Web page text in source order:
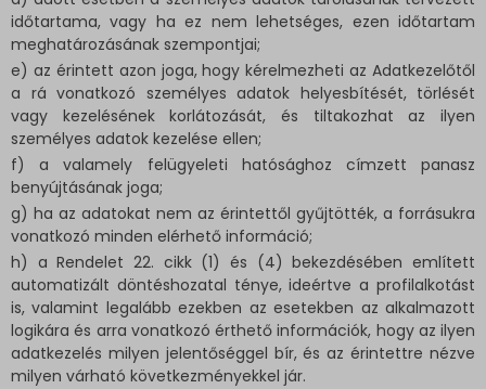
időtartama, vagy ha ez nem lehetséges, ezen időtartam
meghatározásának szempontjai;
e) az érintett azon joga, hogy kérelmezheti az Adatkezelőtől
a rá vonatkozó személyes adatok helyesbítését, törlését
vagy kezelésének korlátozását, és tiltakozhat az ilyen
személyes adatok kezelése ellen;
f) a valamely felügyeleti hatósághoz címzett panasz
benyújtásának joga;
g) ha az adatokat nem az érintettől gyűjtötték, a forrásukra
vonatkozó minden elérhető információ;
h) a Rendelet 22. cikk (1) és (4) bekezdésében említett
automatizált döntéshozatal ténye, ideértve a profilalkotást
is, valamint legalább ezekben az esetekben az alkalmazott
logikára és arra vonatkozó érthető információk, hogy az ilyen
adatkezelés milyen jelentőséggel bír, és az érintettre nézve
milyen várható következményekkel jár.